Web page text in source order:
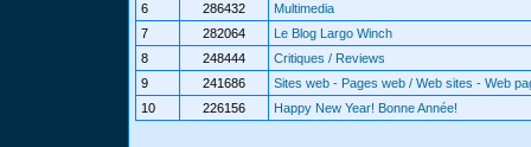
6
286432
Multimedia
7
282064
Le Blog Largo Winch
8
248444
Critiques / Reviews
9
241686
Sites web - Pages web / Web sites - Web
10
226156 Happy New Year! Bonne Année!